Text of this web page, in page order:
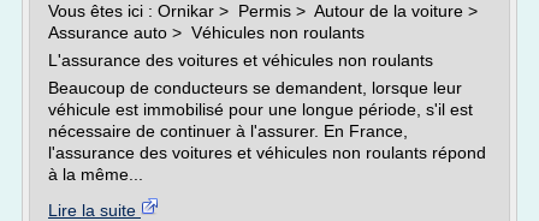
Vous êtes ici : Ornikar > Permis > Autour de la voiture >
Assurance auto > Véhicules non roulants
L'assurance des voitures et véhicules non roulants
Beaucoup de conducteurs se demandent, lorsque leur
véhicule est immobilisé pour une longue période, s'il est
nécessaire de continuer à l'assurer. En France,
l'assurance des voitures et véhicules non roulants répond
à la même...
Lire la suite